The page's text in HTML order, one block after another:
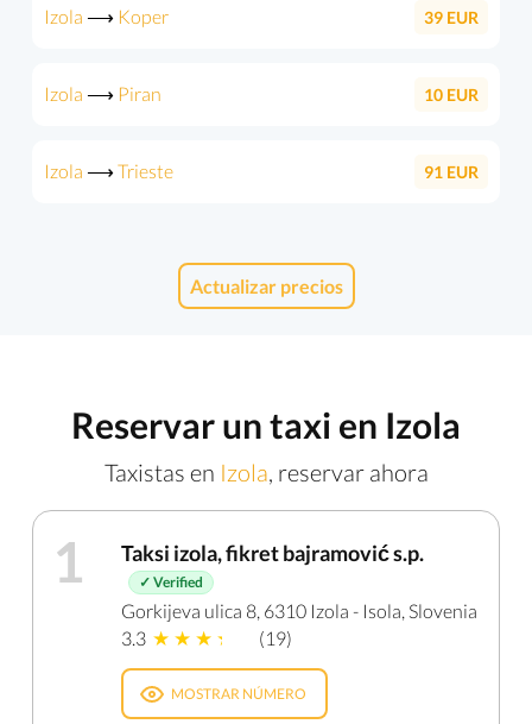
Izola ⟶ Koper 39 EUR
Izola ⟶ Piran 10 EUR
Izola ⟶Trieste 91 EUR
Actualizar precios
Reservar un taxi en Izola
Taxistas en Izola, reservar ahora
1 Taksi izola, fikret bajramović s.p.
✓ Verified
Gorkijeva ulica 8, 6310 Izola - Isola, Slovenia
3.3
(19)
MOSTRAR NÚMERO